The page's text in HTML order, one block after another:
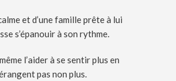
et d’une famille prête à lui
s’épanouir à son rythme.
l’aider à se sentir plus en
pas non plus.